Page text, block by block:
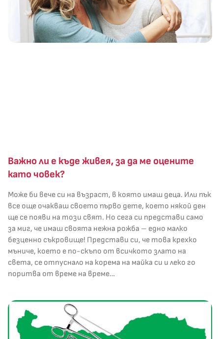
Важно ли е къде живея, за да ме оцените
като човек?
Може би вече си на възраст, в която имаш деца. Или пък
все още очакваш своето първо дете, което някой ден
ще се появи на този свят. Но сега си представи само
за миг, че имаш своята нежна рожба – едно малко
безценно съкровище! Представи си, че това крехко
мъниче, което е по-скъпо от всичкото злато на
света, се отпуснало на корема на майка си и леко го
поритва от време на време…